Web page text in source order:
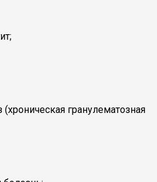
гранулематозная